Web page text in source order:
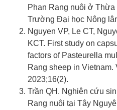
Phan Rang nuôi ở Thừa
Trường Đại học Nông
Nguyen VP, Le CT,
KCT. First study on
factors of Pasteurella
Rang sheep in Vietnam.
2023;16(2).
Trần QH. Nghiên cứu
Rang nuôi tại Tây